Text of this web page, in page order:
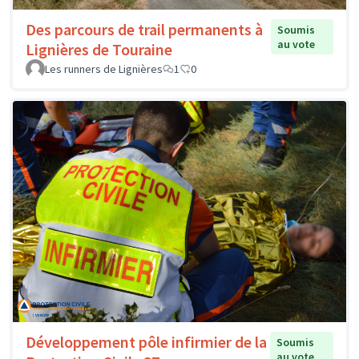
Des parcours de trail permanents à
Lignières de Touraine
Soumis
au vote
Les runners de Lignières
1 0
Développement pôle infirmier de la
Soumis